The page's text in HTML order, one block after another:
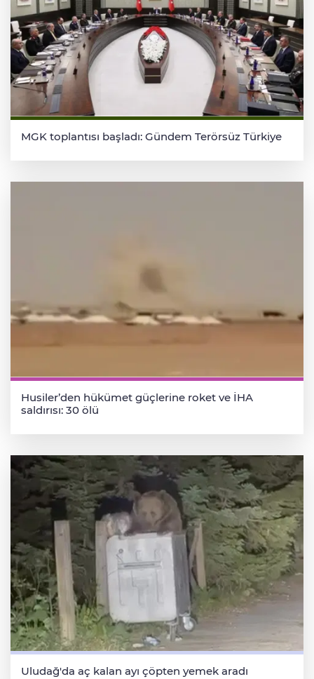
MGK toplantısı başladı: Gündem Terörsüz Türkiye
Husiler’den hükümet güçlerine roket ve İHA
saldırısı: 30 ölü
Uludağ'da aç kalan ayı çöpten yemek aradı